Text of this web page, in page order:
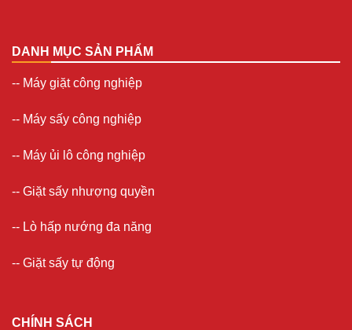
DANH MỤC SẢN PHẨM
-- Máy giặt công nghiệp
-- Máy sấy công nghiệp
-- Máy ủi lô công nghiệp
-- Giặt sấy nhượng quyền
-- Lò hấp nướng đa năng
-- Giặt sấy tự động
CHÍNH SÁCH